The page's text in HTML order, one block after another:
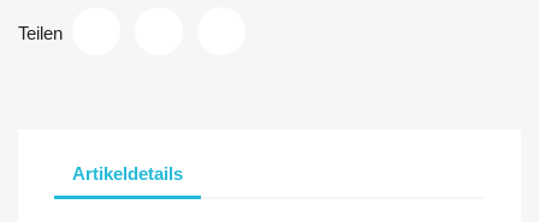
Teilen
Artikeldetails